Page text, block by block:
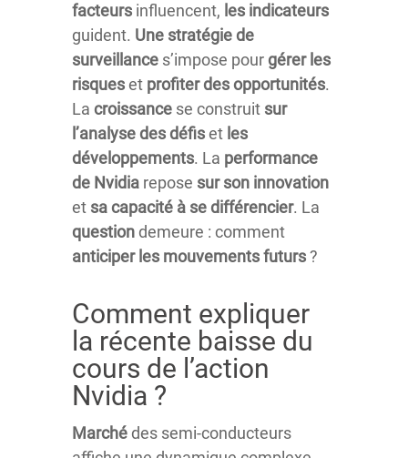
facteurs influencent, les indicateurs
guident. Une stratégiede
surveillance s’impose pour gérer les
risqueset profiterdesopportunités.
La croissance se construit sur
l’analysedesdéfiset les
développements. La performance
de Nvidia repose sur son innovation
et sacapacité à sedifférencier. La
question demeure : comment
anticiper les mouvementsfuturs?
Comment expliquer
la récente baisse du
cours de l’action
Nvidia ?
Marché des semi-conducteurs